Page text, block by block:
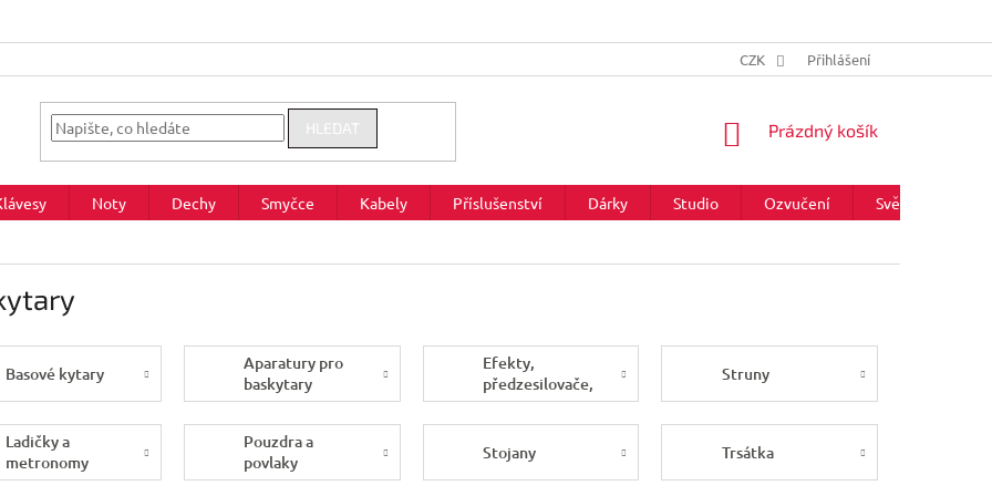
CZK Přihlášení
HLEDAT
NÁKUPNÍ
Prázdný košík
Noty Dechy Smyčce Kabely Příslušenství Dárky Studio Ozvučení Světla
Basové kytary
Aparatury pro
baskytary
Efekty,
předzesilovače,
DI boxy pro
baskytary
Struny
Ladičky a
metronomy
Pouzdra a
povlaky
Stojany Trsátka